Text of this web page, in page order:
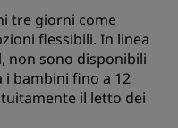
tre giorni come
flessibili. In linea
non sono disponibili
i bambini fino a 12
il letto dei